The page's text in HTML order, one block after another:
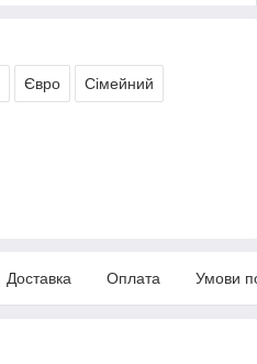
Євро Сімейний
Доставка Оплата Умови